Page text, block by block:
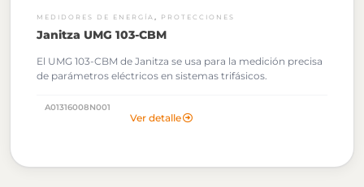
MEDIDORES DE ENERGÍA PROTECCIONES
Janitza UMG 103-CBM
El UMG 103-CBM de Janitza se usa para la medición precisa
de parámetros eléctricos en sistemas trifásicos.
A01316008N001
Ver detalle